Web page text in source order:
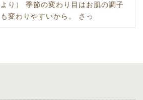
より） 季節の変わり目はお肌の調子
も変わりやすいから。 さっ